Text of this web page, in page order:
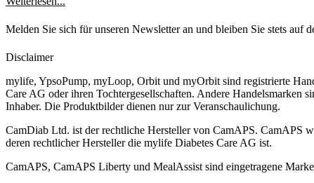
Melden Sie sich für unseren Newsletter an und bleiben Sie stets auf
Disclaimer
mylife, YpsoPump, myLoop, Orbit und myOrbit sind registrierte
Care AG oder ihren Tochtergesellschaften. Andere Handelsmarken
Inhaber. Die Produktbilder dienen nur zur Veranschaulichung.
CamDiab Ltd. ist der rechtliche Hersteller von CamAPS. CamAPS
deren rechtlicher Hersteller die mylife Diabetes Care AG ist.
CamAPS, CamAPS Liberty und MealAssist sind eingetragene